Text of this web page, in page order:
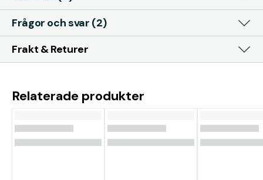
Frågor och svar (2)
Frakt & Returer
Relaterade produkter